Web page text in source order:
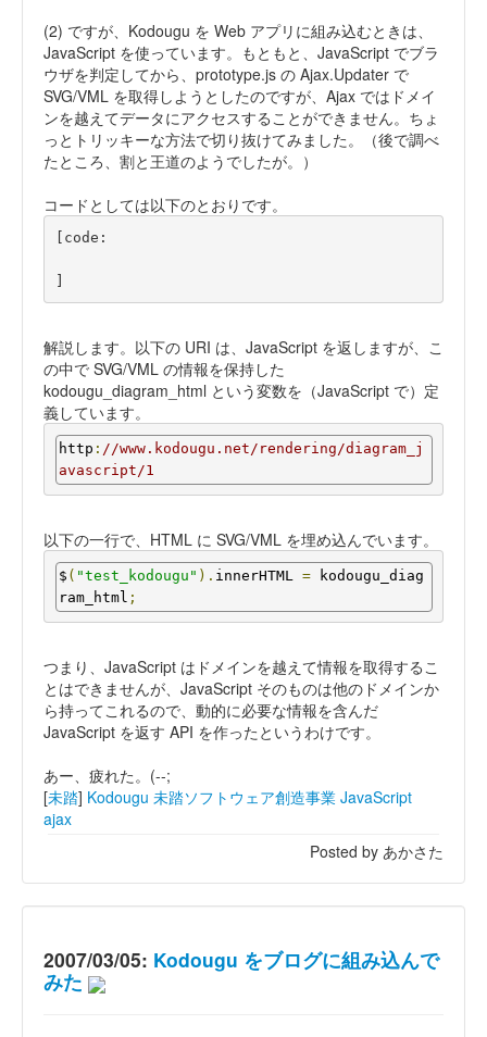
(2) ですが、Kodougu を Web アプリに組み込むときは、
JavaScript を使っています。もともと、JavaScript でブラ
ウザを判定してから、prototype.js の Ajax.Updater で
SVG/VML を取得しようとしたのですが、Ajax ではドメイ
ンを越えてデータにアクセスすることができません。ちょ
っとトリッキーな方法で切り抜けてみました。（後で調べ
たところ、割と王道のようでしたが。）
コードとしては以下のとおりです。
[code:
解説します。以下の URI は、JavaScript を返しますが、こ
の中で SVG/VML の情報を保持した
kodougu_diagram_html という変数を（JavaScript で）定
義しています。
http : //www.kodougu.net/rendering/diagram_j
avascript/1
以下の一行で、HTML に SVG/VML を埋め込んでいます。
$ ( "test_kodougu" ). innerHTML = kodougu_diag
ram_html ;
つまり、JavaScript はドメインを越えて情報を取得するこ
とはできませんが、JavaScript そのものは他のドメインか
ら持ってこれるので、動的に必要な情報を含んだ
JavaScript を返す API を作ったというわけです。
あー、疲れた。(--;
[未踏] Kodougu 未踏ソフトウェア創造事業 JavaScript
ajax
Posted by あかさた
2007/03/05: Kodougu をブログに組み込んで
みた